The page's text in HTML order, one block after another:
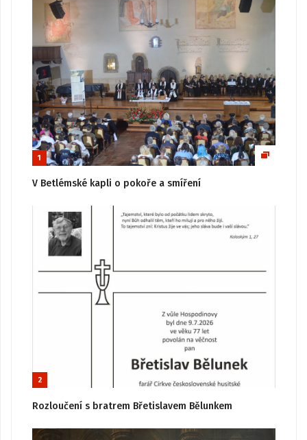
1
V Betlémské kapli o pokoře a smíření
2
Rozloučení s bratrem Břetislavem Bělunkem